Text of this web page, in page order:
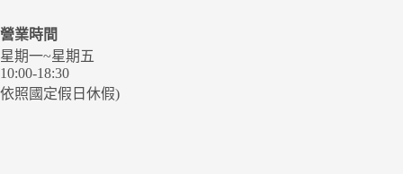
營業時間
星期一~星期五
10:00-18:30
依照國定假日休假)